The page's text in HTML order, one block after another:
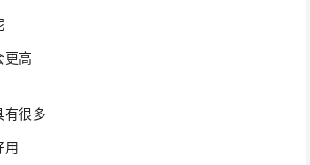
更高
有很多
用